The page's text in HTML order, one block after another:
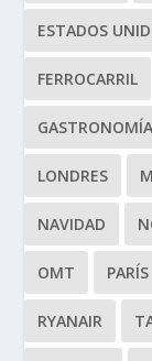
ESTADOS
FERROCARRIL
GASTRONOMÍA
LONDRES
NAVIDAD
OMT PARÍS
RYANAIR